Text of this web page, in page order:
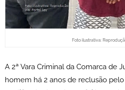
Foto ilustrativa:
A 2ª Vara Criminal da Comarca de
homem há 2 anos de reclusão